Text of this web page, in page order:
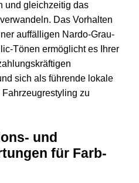
und gleichzeitig das
Das Vorhalten
auffälligen Nardo-Grau-
Tönen ermöglicht es Ihrer
sich als führende lokale
zu
und
für Farb-